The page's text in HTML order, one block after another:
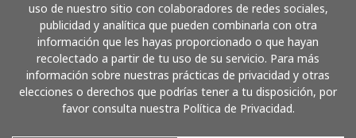
uso de nuestro sitio con colaboradores de redes sociales,
publicidad y analítica que pueden combinarla con otra
información que les hayas proporcionado o que hayan
recolectado a partir de tu uso de su servicio. Para más
información sobre nuestras prácticas de privacidad y otras
elecciones o derechos que podrías tener a tu disposición, por
favor consulta nuestra Política de Privacidad.
Paga con